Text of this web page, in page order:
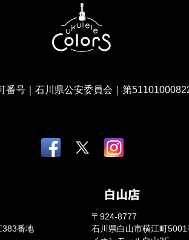
番号｜石川県公安委員会｜第
383番地
〒924-8777
石川県白山市横江町5001